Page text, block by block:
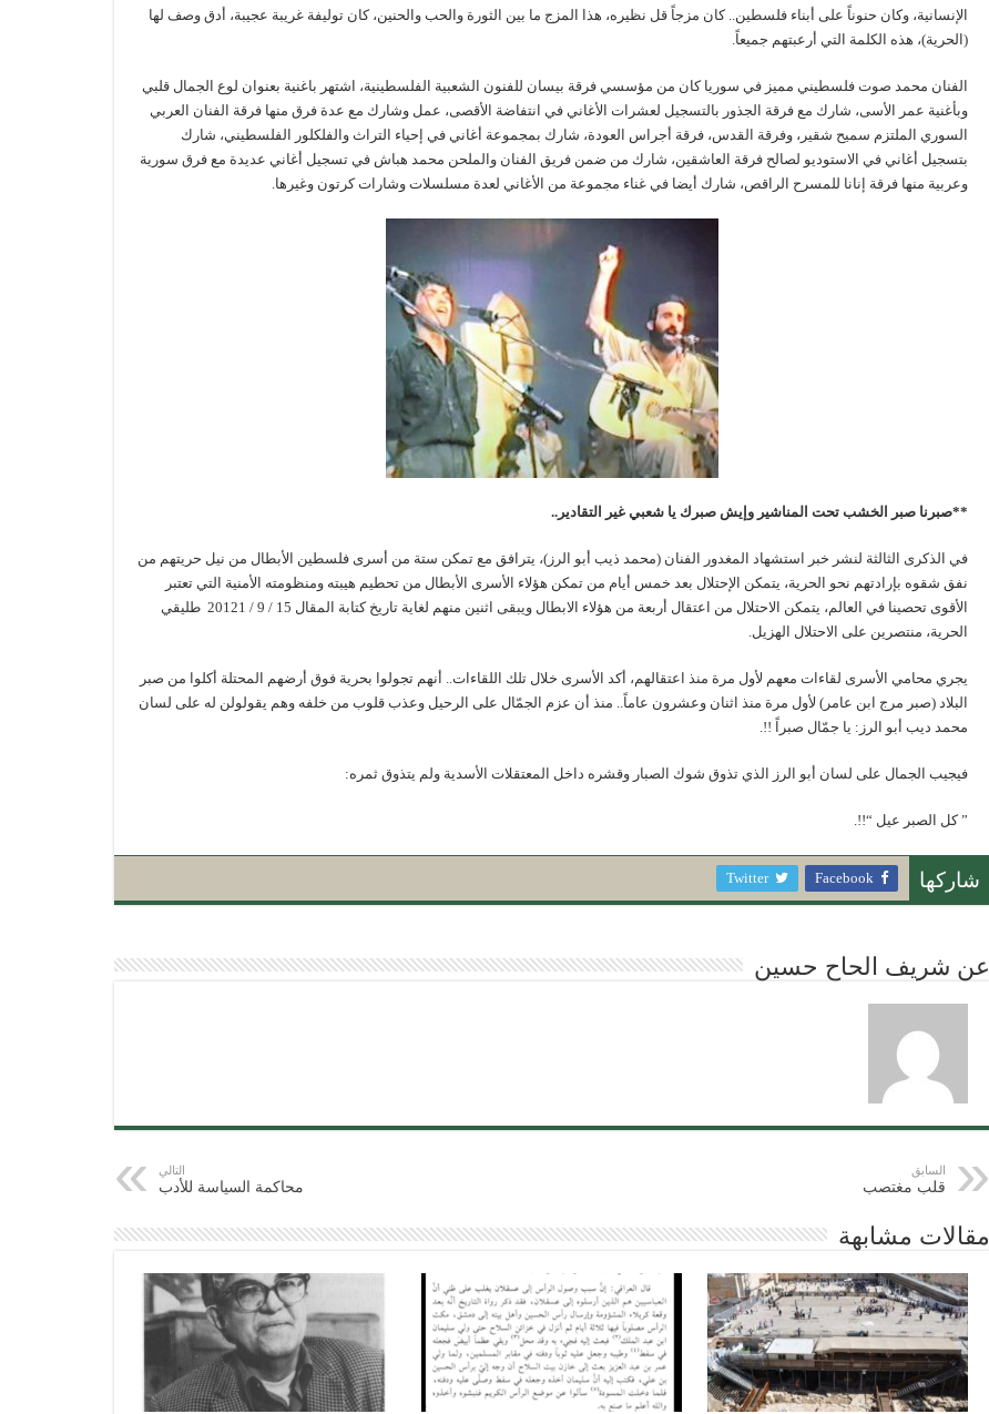
الإنسانية، وكان حنوناً على أبناء فلسطين.. كان مزجاً قل نظيره، هذا المزج ما بين الثورة والحب والحنين، كان توليفة غريبة عجيبة، أدق وصف لها
(الحرية)، هذه الكلمة التي أرعبتهم جميعاً.
الفنان محمد صوت فلسطيني مميز في سوريا كان من مؤسسي فرقة بيسان للفنون الشعبية الفلسطينية، اشتهر باغنية بعنوان لوع الجمال قلبي
وبأغنية عمر الأسى، شارك مع فرقة الجذور بالتسجيل لعشرات الأغاني في انتفاضة الأقصى، عمل وشارك مع عدة فرق منها فرقة الفنان العربي
السوري الملتزم سميح شقير، وفرقة القدس، فرقة أجراس العودة، شارك بمجموعة أغاني في إحياء التراث والفلكلور الفلسطيني، شارك
بتسجيل أغاني في الاستوديو لصالح فرقة العاشقين، شارك من ضمن فريق الفنان والملحن محمد هباش في تسجيل أغاني عديدة مع فرق سورية
وعربية منها فرقة إنانا للمسرح الراقص، شارك أيضا في غناء مجموعة من الأغاني لعدة مسلسلات وشارات كرتون وغيرها.
**صبرنا صبر الخشب تحت المناشير وإيش صبرك يا شعبي غير التقادير..
في الذكرى الثالثة لنشر خبر استشهاد المغدور الفنان (محمد ذيب أبو الرز)، يترافق مع تمكن ستة من أسرى فلسطين الأبطال من نيل حريتهم من
نفق شقوه بإرادتهم نحو الحرية، يتمكن الإحتلال بعد خمس أيام من تمكن هؤلاء الأسرى الأبطال من تحطيم هيبته ومنظومته الأمنية التي تعتبر
الأقوى تحصينا في العالم، يتمكن الاحتلال من اعتقال أربعة من هؤلاء الابطال ويبقى اثنين منهم لغاية تاريخ كتابة المقال 15 / 9 / 20121 طليقي
الحرية، منتصرين على الاحتلال الهزيل.
يجري محامي الأسرى لقاءات معهم لأول مرة منذ اعتقالهم، أكد الأسرى خلال تلك اللقاءات.. أنهم تجولوا بحرية فوق أرضهم المحتلة أكلوا من صبر
البلاد (صبر مرج ابن عامر) لأول مرة منذ اثنان وعشرون عاماً.. منذ أن عزم الجمّال على الرحيل وعذب قلوب من خلفه وهم يقولولن له على لسان
محمد ديب أبو الرز: يا جمّال صبراً !!.
فيجيب الجمال على لسان أبو الرز الذي تذوق شوك الصبار وقشره داخل المعتقلات الأسدية ولم يتذوق ثمره:
” كل الصبر عيل “!!.
شاركها Facebook
Twitter
عن شريف الحاح حسين
السابق
قلب مغتصب
التالي
محاكمة السياسة للأدب
مقالات مشابهة